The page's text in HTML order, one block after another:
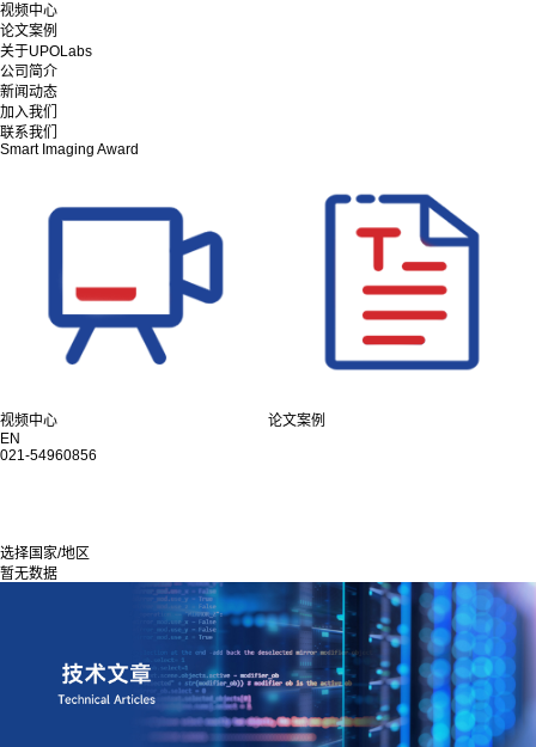
视频中心
论文案例
关于UPOLabs
公司简介
新闻动态
加入我们
联系我们
Smart Imaging Award
视频中心
论文案例
EN
021-54960856
选择国家/地区
暂无数据